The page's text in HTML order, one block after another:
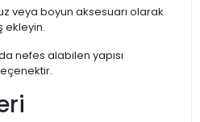
veya boyun aksesuarı olarak
ekleyin.
nefes alabilen yapısı